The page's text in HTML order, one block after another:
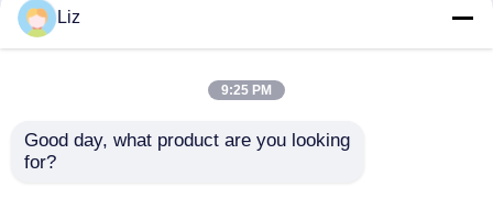
इंडस्ट्रियल इंटरलेविंग, रैपिंग
Liz
9:25 PM
Good day, what product are you looking
for?